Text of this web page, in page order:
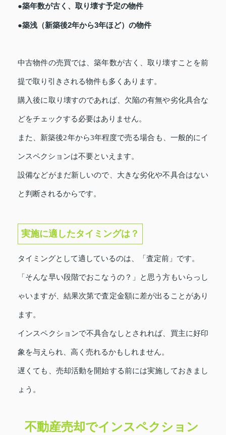
●築年数が古く、取り壊す予定の物件
●築浅（新築後2年から3年ほど）の物件
中古物件の売買では、築年数が古く、取り壊すことを前
提で取り引きされる物件も多くあります。
購入後に取り壊すのであれば、欠陥の有無や劣化具合な
どをチェックする必要はありません。
また、新築後2年から3年程度で売る場合も、一般的にイ
ンスペクションは不要といえます。
設備などがまだ新しいので、大きな劣化や不具合はない
と判断されるからです。
実施に適したタイミングは？
タイミングとして適しているのは、「査定前」です。
「そんな早い段階でおこなうの？」と思う方もいらっし
ゃいますが、結果次第で査定金額に差が出ることがあり
ます。
インスペクションで不具合なしとされれば、買主に好印
象を与えられ、高く売れるかもしれません。
遅くても、売却活動を開始する前には実施しておきまし
ょう。
不動産売却でインスペクション